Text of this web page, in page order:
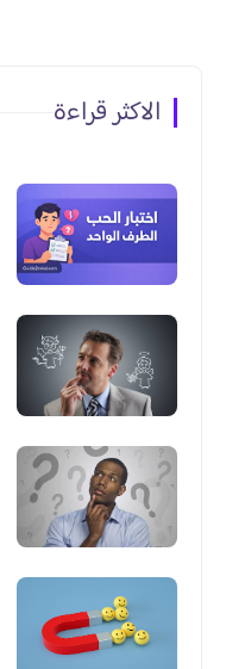
الاكثر قراءة